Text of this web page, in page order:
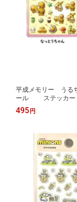
平成メモリー う
ール ステッカ
ぷっくりシール
フワフワらびちゃ
495 円